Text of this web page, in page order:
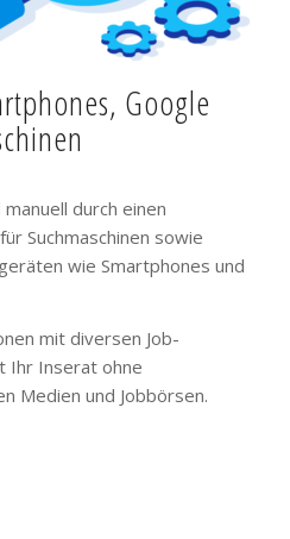
Google
durch einen
Suchmaschinen sowie
wie Smartphones und
mit diversen Job-
Ihr Inserat ohne
Medien und Jobbörsen.